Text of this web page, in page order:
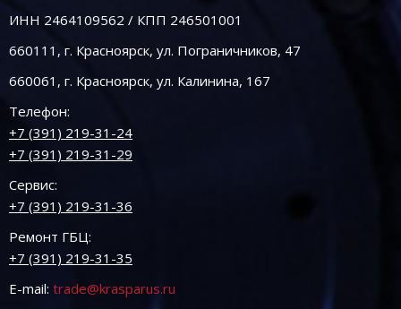
ИНН 2464109562 / КПП 246501001
660111, г. Красноярск, ул. Пограничников, 47
660061, г. Красноярск, ул. Калинина, 167
Телефон:
+7 (391) 219-31-24
+7 (391) 219-31-29
Сервис:
+7 (391) 219-31-36
Ремонт ГБЦ:
+7 (391) 219-31-35
E-mail: trade@krasparus.ru